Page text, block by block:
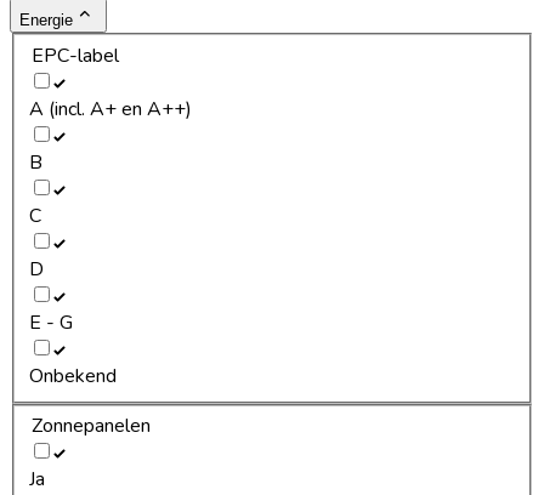
Energie
EPC-label
A (incl. A+ en A++)
B
C
D
E - G
Onbekend
Zonnepanelen
Ja